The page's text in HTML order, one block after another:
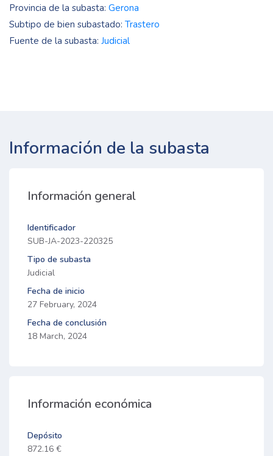
Provincia de la subasta: Gerona
Subtipo de bien subastado: Trastero
Fuente de la subasta: Judicial
Información de la subasta
Información general
Identificador
SUB-JA-2023-220325
Tipo de subasta
Judicial
Fecha de inicio
27 February, 2024
Fecha de conclusión
18 March, 2024
Información económica
Depósito
872.16 €